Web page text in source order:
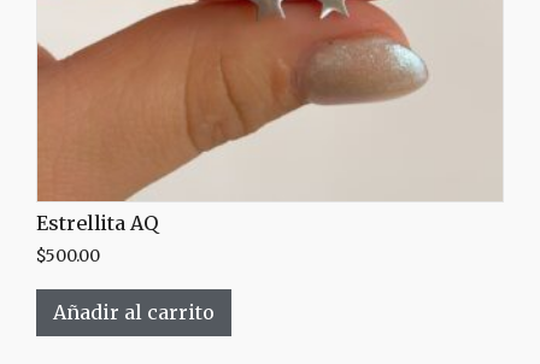
Estrellita AQ
$500.00
Añadir al carrito